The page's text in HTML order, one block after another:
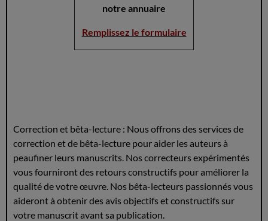
notre annuaire
Remplissez le formulaire
Correction et bêta-lecture : Nous offrons des services de
correction et de bêta-lecture pour aider les auteurs à
peaufiner leurs manuscrits. Nos correcteurs expérimentés
vous fourniront des retours constructifs pour améliorer la
qualité de votre œuvre. Nos bêta-lecteurs passionnés vous
aideront à obtenir des avis objectifs et constructifs sur
votre manuscrit avant sa publication.